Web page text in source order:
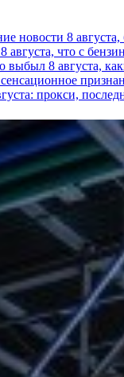
новости 8
что с
8 августа,
сенсационное
прокси,